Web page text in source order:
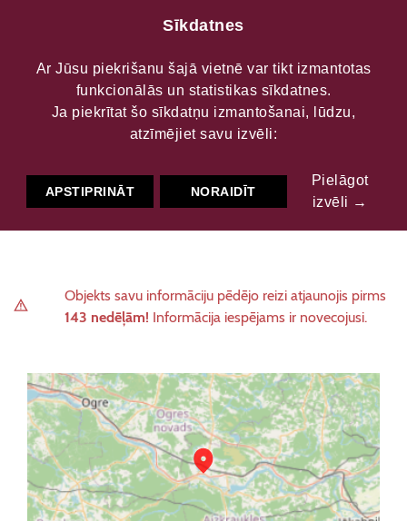
Kraukļu akmens
Kultūrvēsturiskās vietas
Arheoloģija
Kultūrvēsturiskās vietas
Baznīca, kulta vieta
Objekts savu informāciju pēdējo reizi atjaunojis pirms
143 nedēļām! Informācija iespējams ir novecojusi.
Sīkdatnes
Ar Jūsu piekrišanu šajā vietnē var tikt izmantotas
funkcionālās un statistikas sīkdatnes.
Ja piekrītat šo sīkdatņu izmantošanai, lūdzu,
atzīmējiet savu izvēli:
APSTIPRINĀT NORAIDĪT
Pielāgot
izvēli →